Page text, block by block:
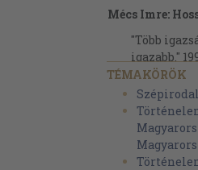
Mécs Imre:
"Több
igazabb."
"Olyan
mert a
december
"A félelem
TÉMAKÖRÖK